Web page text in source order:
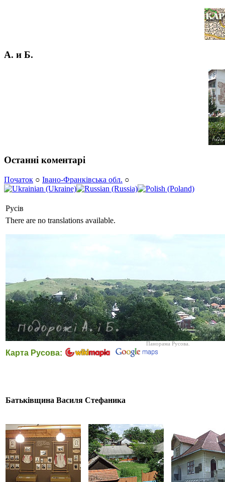
А. и Б.
Останні коментарі
Початок ○ Івано-Франківська обл. ○
Русів
There are no translations available.
Панорама Русова.
Карта Русова:
Батьківщина Василя Стефаника